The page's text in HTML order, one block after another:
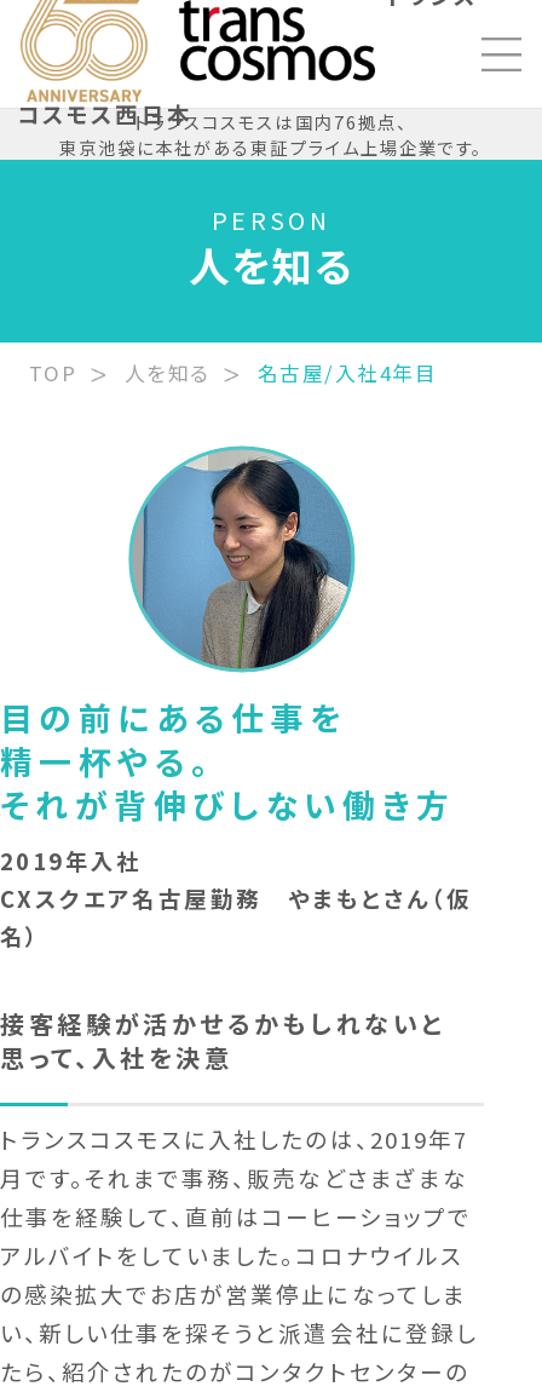
コスモス西日本トランスコスモスは国内76拠点、
東京池袋に本社がある東証プライム上場企業です。
PERSON
人を知る
TOP 人を知る 名古屋/入社4年目
目の前にある仕事を
精一杯やる。
それが背伸びしない働き方
2019年入社
CXスクエア名古屋勤務 やまもとさん（仮
名）
接客経験が活かせるかもしれないと
思って、入社を決意
トランスコスモスに入社したのは、2019年7
月です。それまで事務、販売などさまざまな
仕事を経験して、直前はコーヒーショップで
アルバイトをしていました。コロナウイルス
の感染拡大でお店が営業停止になってしま
い、新しい仕事を探そうと派遣会社に登録し
たら、紹介されたのがコンタクトセンターの